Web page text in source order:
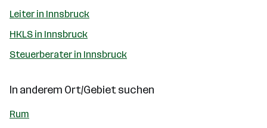
Leiter in Innsbruck
HKLS in Innsbruck
Steuerberater in Innsbruck
In anderem Ort/Gebiet suchen
Rum